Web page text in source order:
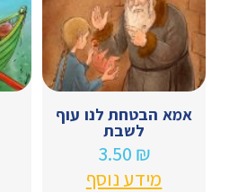
אמא הבטחת לנו עוף
לשבת
₪
מידע נוסף